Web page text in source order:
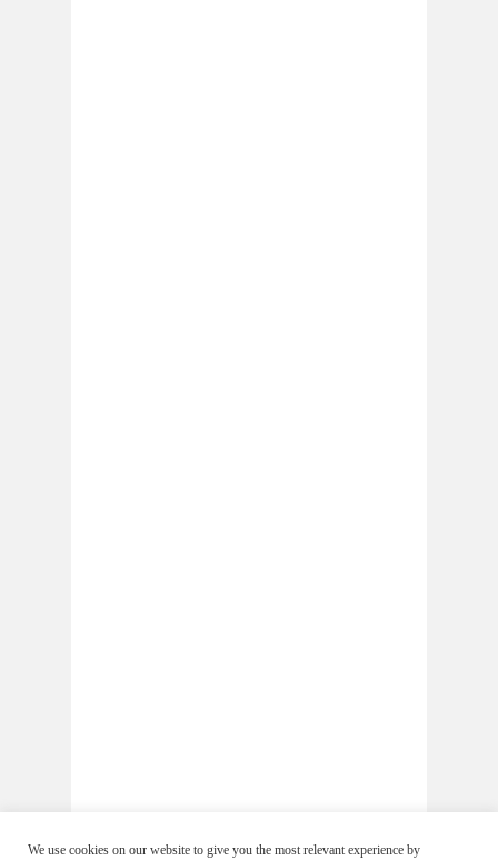
We use cookies on our website to give you the most relevant experience by